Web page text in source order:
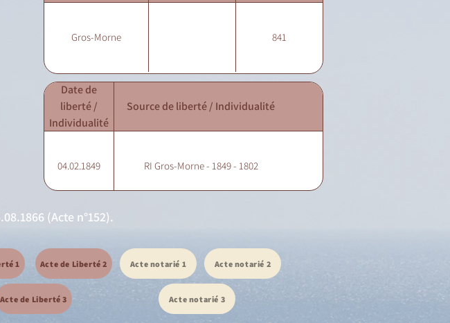
Gros-Morne 841
Date de
liberté /
Individualité
Source de liberté / Individualité
04.02.1849 RI Gros-Morne - 1849 - 1802
(Acte n°152).
1 Acte de Liberté 2
Acte de Liberté 3
Acte notarié 1 Acte notarié 2
Acte notarié 3